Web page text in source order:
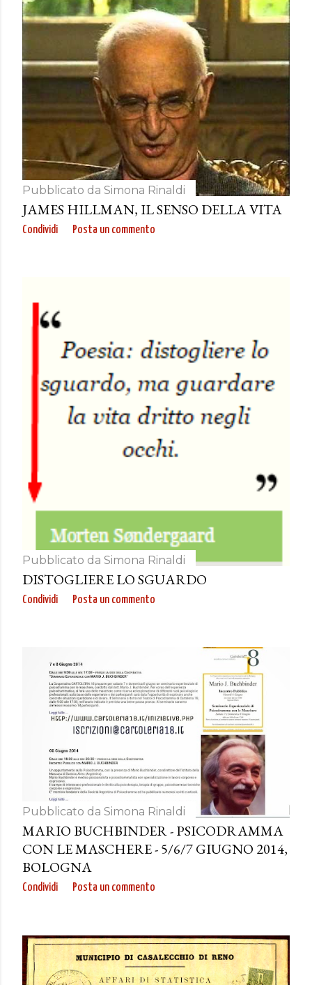
Pubblicato da Simona Rinaldi
JAMES HILLMAN, IL SENSO DELLA VITA
Condividi Posta un commento
Pubblicato da Simona Rinaldi
DISTOGLIERE LO SGUARDO
Condividi Posta un commento
Pubblicato da Simona Rinaldi
MARIO BUCHBINDER - PSICODRAMMA
CON LE MASCHERE - 5/6/7 GIUGNO 2014,
BOLOGNA
Condividi Posta un commento